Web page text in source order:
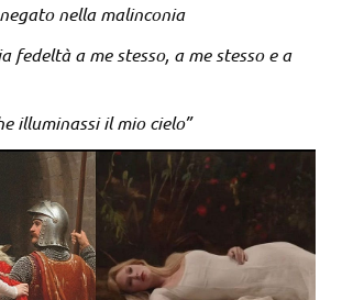
nella malinconia
fedeltà a me stesso, a me stesso e a
illuminassi il mio cielo”